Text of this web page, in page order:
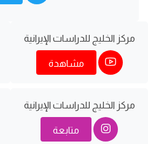
مركز الخليج للدراسات اﻹيرانية
مشاهدة
مركز الخليج للدراسات اﻹيرانية
متابعة